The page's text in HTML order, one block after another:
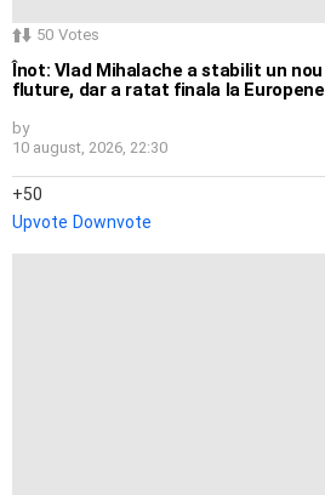
50 Votes
Înot: Vlad Mihalache a stabilit un
fluture, dar a ratat finala la Europene
by
10 august, 2026, 22:30
50
Upvote Downvote